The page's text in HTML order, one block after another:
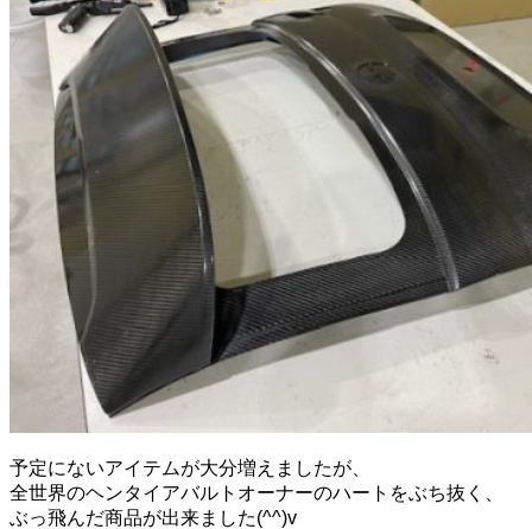
予定にないアイテムが大分増えましたが、
全世界のヘンタイアバルトオーナーのハートをぶち抜く、
ぶっ飛んだ商品が出来ました(^^)v